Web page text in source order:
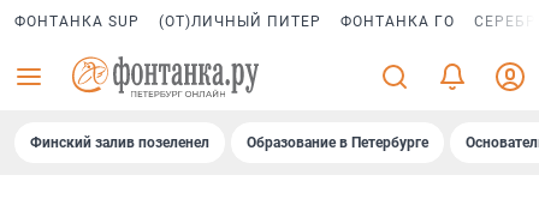
ФОНТАНКА SUP (ОТ)ЛИЧНЫЙ ПИТЕР ФОНТАНКА ГО
Финский залив позеленел Образование в Петербурге